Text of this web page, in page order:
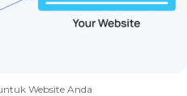
Website Anda